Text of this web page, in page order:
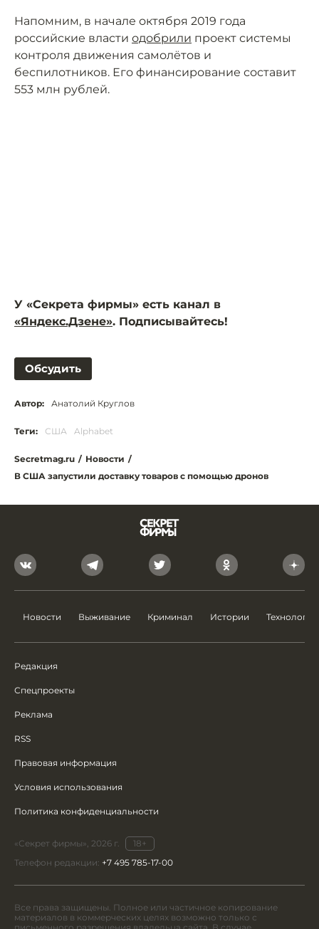
Напомним, в начале октября 2019 года
российские власти одобрили проект системы
контроля движения самолётов и
беспилотников. Его финансирование составит
553 млн рублей.
У «Секрета фирмы» есть канал в
«Яндекс.Дзене». Подписывайтесь!
Обсудить
Автор: Анатолий Круглов
Теги: США Alphabet
Secretmag.ru / Новости /
В США запустили доставку товаров с помощью дронов
Новости Выживание Криминал Истории Технологии
Редакция
Спецпроекты
Реклама
RSS
Правовая информация
Условия использования
Политика конфиденциальности
«Секрет фирмы», 2026 г.
18+
Телефон редакции: +7 495 785-17-00
Все права защищены. Полное или частичное копирование
материалов в коммерческих целях возможно только с